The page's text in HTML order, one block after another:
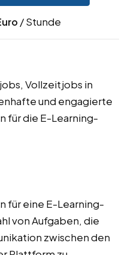
/ Stunde
Vollzeitjobs in
und engagierte
für die E-Learning-
für eine E-Learning-
von Aufgaben, die
zwischen den